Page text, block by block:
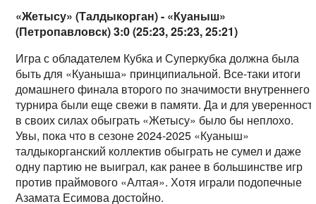
«Жетысу» (Талдыкорган) - «Куаныш»
(Петропавловск) 3:0 (25:23, 25:23, 25:21)
Игра с обладателем Кубка и Суперкубка должна была
быть для «Куаныша» принципиальной. Все-таки итоги
домашнего финала второго по значимости внутреннего
турнира были еще свежи в памяти. Да и для
в своих силах обыграть «Жетысу» было бы неплохо.
Увы, пока что в сезоне 2024-2025 «Куаныш»
талдыкорганский коллектив обыграть не сумел и даже
одну партию не выиграл, как ранее в большинстве игр
против праймового «Алтая». Хотя играли подопечные
Азамата Есимова достойно.